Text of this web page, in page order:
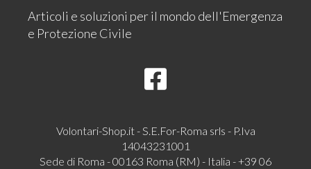
Articoli e soluzioni per il mondo dell'Emergenza
e Protezione Civile
Volontari-Shop.it - S.E.For-Roma srls - P.Iva
14043231001
Sede di Roma - 00163 Roma (RM) - Italia - +39 06